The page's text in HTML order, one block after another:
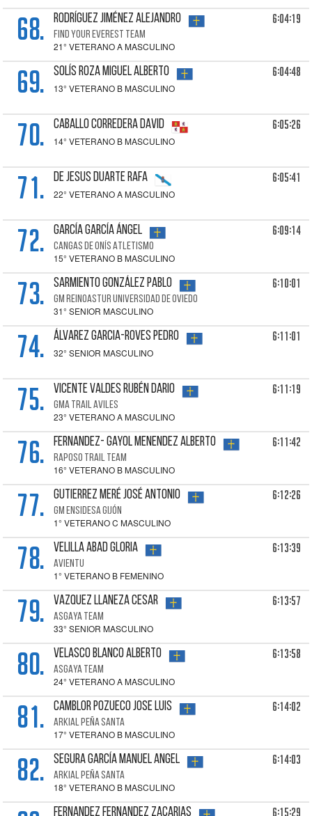
68. RODRÍGUEZ JIMÉNEZ Alejandro
FIND YOUR EVEREST TEAM
21° VETERANO A MASCULINO
6:04:19
69. SOLÍS ROZA Miguel Alberto
13° VETERANO B MASCULINO
6:04:48
70. CABALLO CORREDERA David
14° VETERANO B MASCULINO
6:05:26
71. DE JESUS DUARTE Rafa
22° VETERANO A MASCULINO
6:05:41
72. GARCÍA GARCÍA Ángel
CANGAS DE ONÍS ATLETISMO
15° VETERANO B MASCULINO
6:09:14
73. SARMIENTO GONZÁLEZ Pablo
GM REINOASTUR UNIVERSIDAD DE OVIEDO
31° SENIOR MASCULINO
6:10:01
74. ÁLVAREZ GARCIA-ROVES Pedro
32° SENIOR MASCULINO
6:11:01
75. VICENTE VALDES Rubén Dario
GMA TRAIL AVILES
23° VETERANO A MASCULINO
6:11:19
76. FERNANDEZ- GAYOL MENENDEZ Alberto
RAPOSO TRAIL TEAM
16° VETERANO B MASCULINO
6:11:42
77. GUTIERREZ MERÉ José Antonio
GM ENSIDESA GIJÓN
1° VETERANO C MASCULINO
6:12:26
78. VELILLA ABAD Gloria
AVIENTU
1° VETERANO B FEMENINO
6:13:39
79. VAZQUEZ LLANEZA Cesar
ASGAYA TEAM
33° SENIOR MASCULINO
6:13:57
80. VELASCO BLANCO Alberto
ASGAYA TEAM
24° VETERANO A MASCULINO
6:13:58
81. CAMBLOR POZUECO Jose Luis
ARKIAL PEÑA SANTA
17° VETERANO B MASCULINO
6:14:02
82. SEGURA GARCÍA Manuel Angel
ARKIAL PEÑA SANTA
18° VETERANO B MASCULINO
6:14:03
FERNANDEZ FERNANDEZ Zacarias 6:15:29